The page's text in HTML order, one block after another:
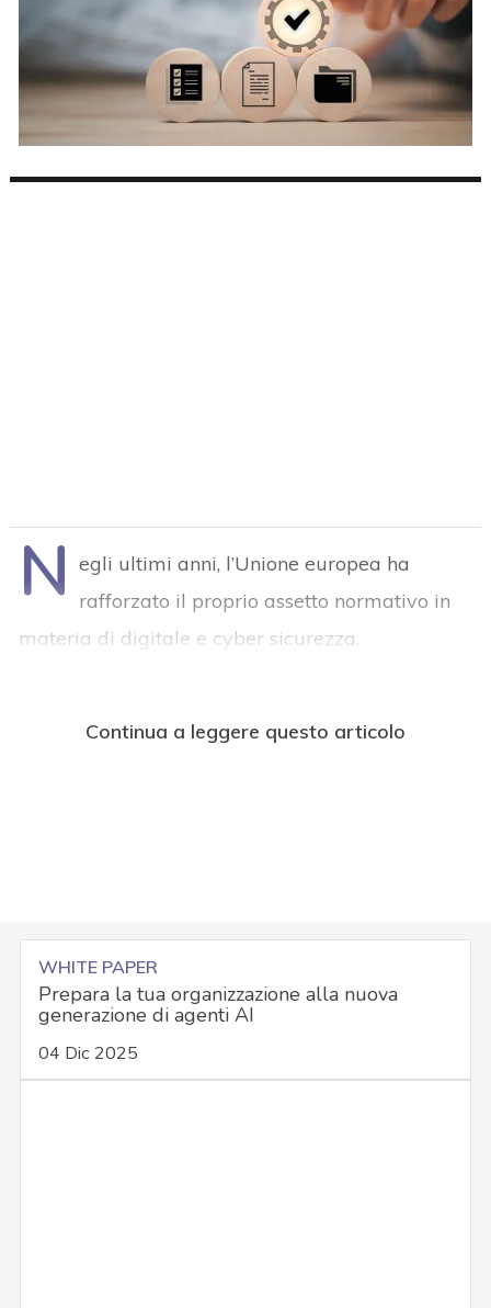
N egli ultimi anni, l’Unione europea ha
rafforzato il proprio assetto normativo in
materia di digitale e cyber sicurezza.
Continua a leggere questo articolo
WHITE PAPER
Prepara la tua organizzazione alla nuova
generazione di agenti AI
04 Dic 2025